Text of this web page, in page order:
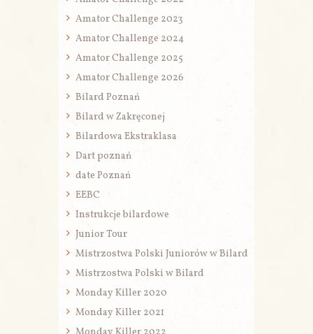
Amator Challenge 2023
Amator Challenge 2024
Amator Challenge 2025
Amator Challenge 2026
Bilard Poznań
Bilard w Zakręconej
Bilardowa Ekstraklasa
Dart poznań
date Poznań
EEBC
Instrukcje bilardowe
Junior Tour
Mistrzostwa Polski Juniorów w Bilard
Mistrzostwa Polski w Bilard
Monday Killer 2020
Monday Killer 2021